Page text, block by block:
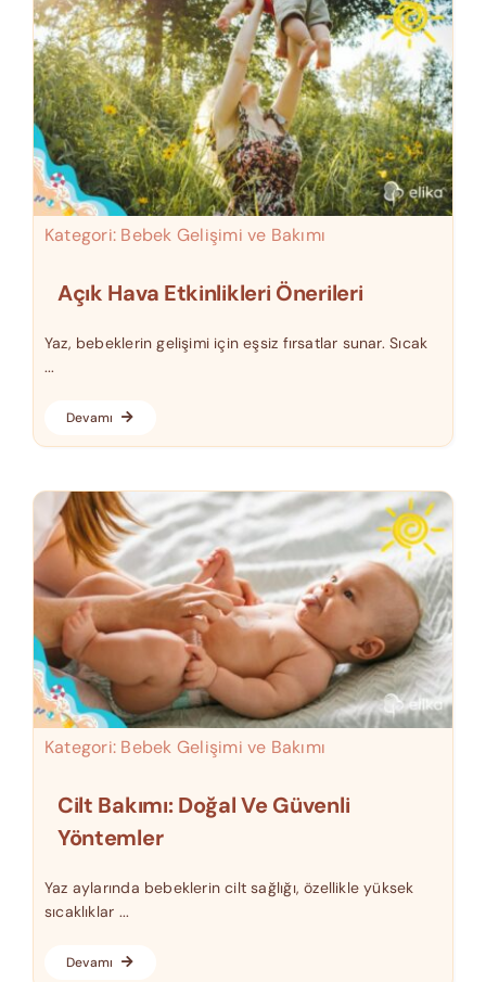
Kategori: Bebek Gelişimi ve Bakımı
Açık Hava Etkinlikleri Önerileri
Yaz, bebeklerin gelişimi için eşsiz fırsatlar sunar. Sıcak
...
Devamı
Kategori: Bebek Gelişimi ve Bakımı
Cilt Bakımı: Doğal Ve Güvenli
Yöntemler
Yaz aylarında bebeklerin cilt sağlığı, özellikle yüksek
sıcaklıklar ...
Devamı